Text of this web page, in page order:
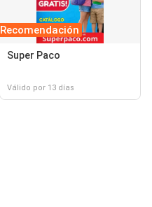
Recomendación
Super Paco
Válido por 13 días